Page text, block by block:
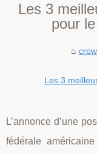
Les 3
pour
Les 3
L’annonce d’une
fédérale